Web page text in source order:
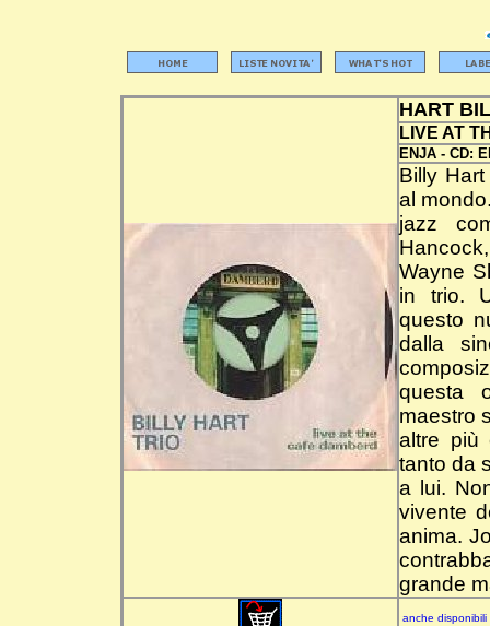
HART
LIVE AT
ENJA - CD:
Billy
al
jazz
Wayne
in trio.
questo
dalla
questa
maestro
altre più
tanto da
a lui.
vivente
anima.
grande
anche disponibili